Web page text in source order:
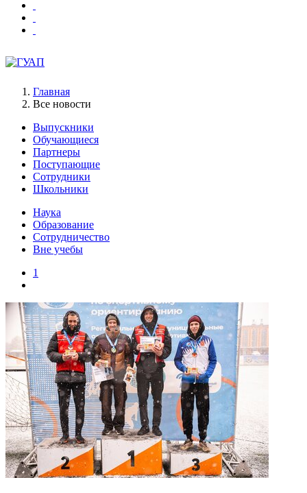
Главная
Все новости
Выпускники
Обучающиеся
Партнеры
Поступающие
Сотрудники
Школьники
Наука
Образование
Сотрудничество
Вне учебы
1